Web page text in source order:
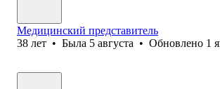
Медицинский представитель
38 лет • Была 5 августа • Обновлено 1